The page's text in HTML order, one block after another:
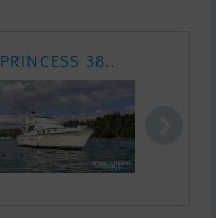
PRINCESS 38..